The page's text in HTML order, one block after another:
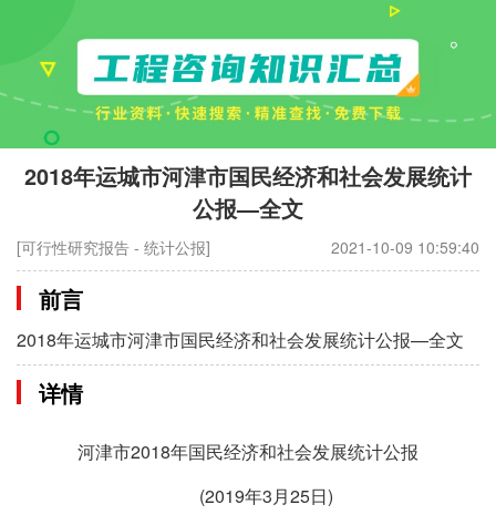
2018年运城市河津市国民经济和社会发展统计
公报—全文
[可行性研究报告 - 统计公报] 2021-10-09 10:59:40
前言
2018年运城市河津市国民经济和社会发展统计公报—全文
详情
河津市2018年国民经济和社会发展统计公报
(2019年3月25日)